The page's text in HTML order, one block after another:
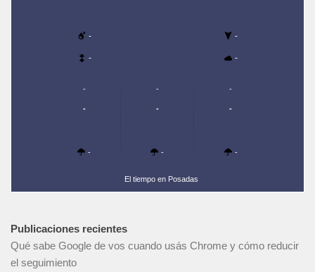
- -
- -
-
-
-
-
-
-
-
-
-
El tiempo en Posadas
Publicaciones recientes
Qué sabe Google de vos cuando usás Chrome y cómo reducir
el seguimiento